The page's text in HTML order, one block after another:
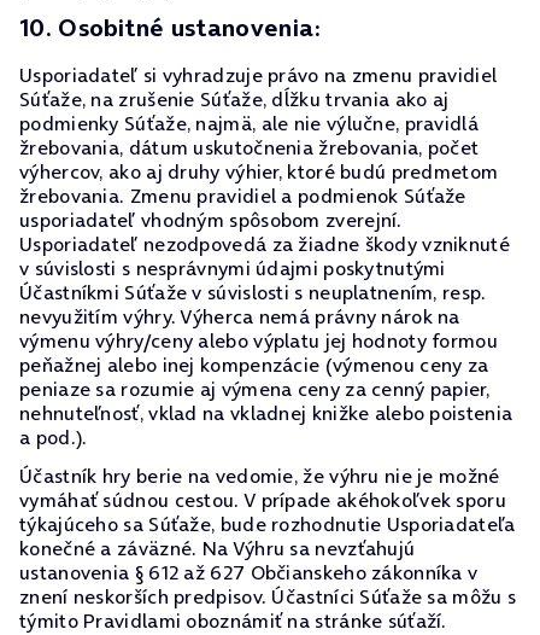
10. Osobitné ustanovenia:
Usporiadateľ si vyhradzuje právo na zmenu pravidiel
Súťaže, na zrušenie Súťaže, dĺžku trvania ako aj
podmienky Súťaže, najmä, ale nie výlučne, pravidlá
žrebovania, dátum uskutočnenia žrebovania, počet
výhercov, ako aj druhy výhier, ktoré budú predmetom
žrebovania. Zmenu pravidiel a podmienok Súťaže
usporiadateľ vhodným spôsobom zverejní.
Usporiadateľ nezodpovedá za žiadne škody vzniknuté
v súvislosti s nesprávnymi údajmi poskytnutými
Účastníkmi Súťaže v súvislosti s neuplatnením, resp.
nevyužitím výhry. Výherca nemá právny nárok na
výmenu výhry/ceny alebo výplatu jej hodnoty formou
peňažnej alebo inej kompenzácie (výmenou ceny za
peniaze sa rozumie aj výmena ceny za cenný papier,
nehnuteľnosť, vklad na vkladnej knižke alebo poistenia
a pod.).
Účastník hry berie na vedomie, že výhru nie je možné
vymáhať súdnou cestou. V prípade akéhokoľvek sporu
týkajúceho sa Súťaže, bude rozhodnutie Usporiadateľa
konečné a záväzné. Na Výhru sa nevzťahujú
ustanovenia § 612 až 627 Občianskeho zákonníka v
znení neskorších predpisov. Účastníci Súťaže sa môžu s
týmito Pravidlami oboznámiť na stránke súťaží.